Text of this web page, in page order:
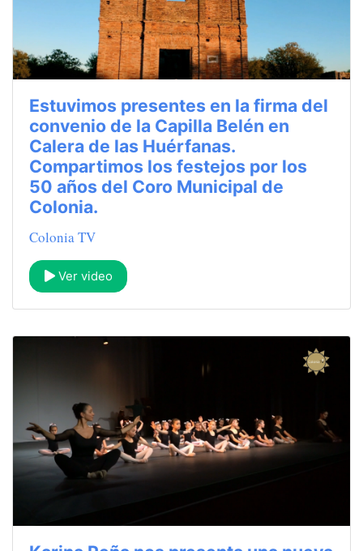
Estuvimos presentes en la firma del
convenio de la Capilla Belén en
Calera de las Huérfanas.
Compartimos los festejos por los
50 años del Coro Municipal de
Colonia.
Colonia TV
Ver video